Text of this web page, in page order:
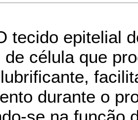
tecido epitelial
de célula que
durante o
se na função